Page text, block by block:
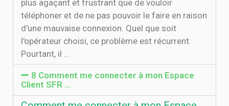
plus agaçant et frustrant que de vouloir
téléphoner et de ne pas pouvoir le faire en raison
d'une mauvaise connexion. Quel que soit
l'opérateur choisi, ce problème est récurrent.
Pourtant, il ...
8 Comment me connecter à mon Espace
Client SFR …